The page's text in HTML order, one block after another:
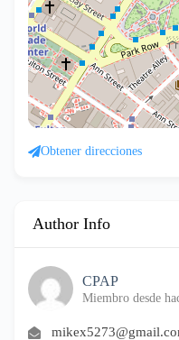
Obtener direcciones
Author Info
CPAP
Miembro desde